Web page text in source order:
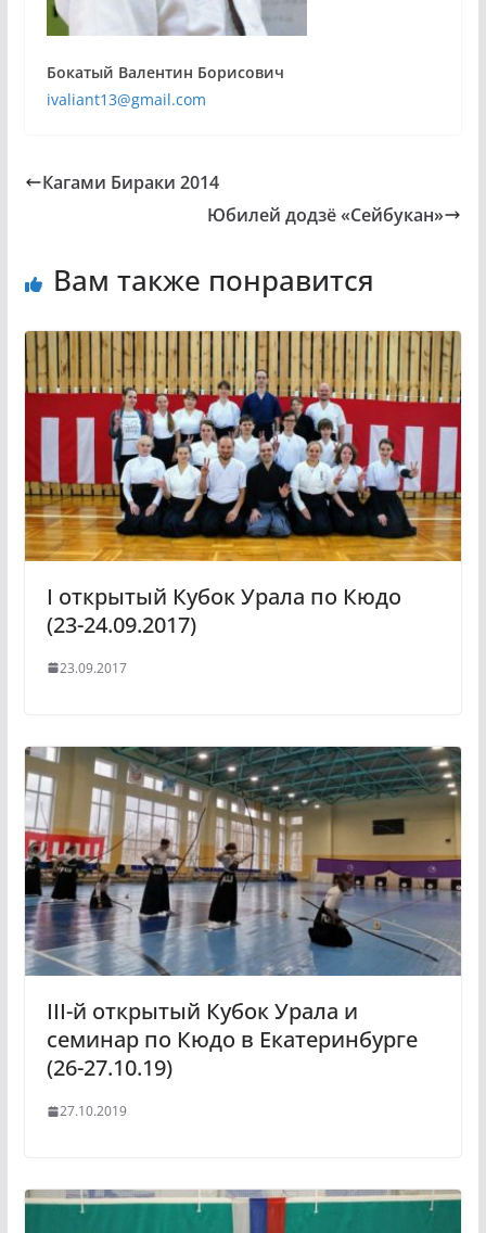
Бокатый Валентин Борисович
ivaliant13@gmail.com
Кагами Бираки 2014
Юбилей додзё «Сейбукан»
Вам также понравится
I открытый Кубок Урала по Кюдо
(23-24.09.2017)
23.09.2017
III-й открытый Кубок Урала и
семинар по Кюдо в Екатеринбурге
(26-27.10.19)
27.10.2019